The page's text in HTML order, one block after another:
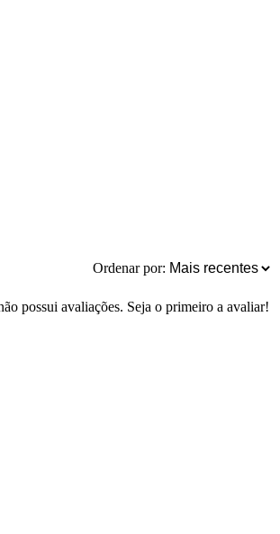
Ordenar por:
possui avaliações. Seja o primeiro a avaliar!